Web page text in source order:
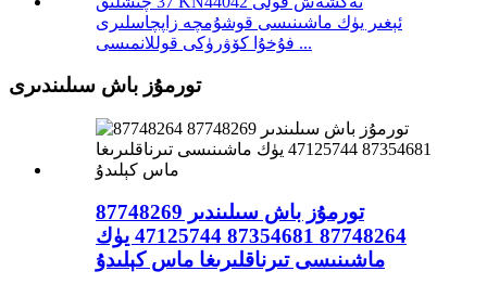
ئېغىر يۈك ماشىنىسى قوشۇمچە زاپچاسلىرى
فۇخۇا كۆۋرۈكى قوللانمىسى ...
تورمۇز باش سىلىندىرى
تورمۇز باش سىلىندىر 87748269
87748264 87354681 47125744 يۈك
ماشىنىسى تىرناقلىرىغا ماس كېلىدۇ